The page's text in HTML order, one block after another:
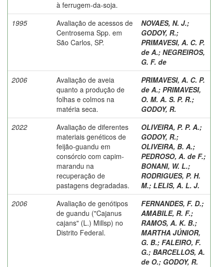
à ferrugem-da-soja.
1995
Avaliação de acessos de
Centrosema Spp. em
São Carlos, SP.
NOVAES, N. J.;
GODOY, R.;
PRIMAVESI, A. C. P.
de A.; NEGREIROS,
G. F. de
2006
Avaliação de aveia
quanto a produção de
folhas e colmos na
matéria seca.
PRIMAVESI, A. C. P.
de A.; PRIMAVESI,
O. M. A. S. P. R.;
GODOY, R.
2022
Avaliação de diferentes
materiais genéticos de
feijão-guandu em
consórcio com capim-
marandu na
recuperação de
pastagens degradadas.
OLIVEIRA, P. P. A.;
GODOY, R.;
OLIVEIRA, B. A.;
PEDROSO, A. de F.;
BONANI, W. L.;
RODRIGUES, P. H.
M.; LELIS, A. L. J.
2006
Avaliação de genótipos
de guandu ("Cajanus
cajans" (L.) Millsp) no
Distrito Federal.
FERNANDES, F. D.;
AMABILE, R. F.;
RAMOS, A. K. B.;
MARTHA JÚNIOR,
G. B.; FALEIRO, F.
G.; BARCELLOS, A.
de O.; GODOY, R.